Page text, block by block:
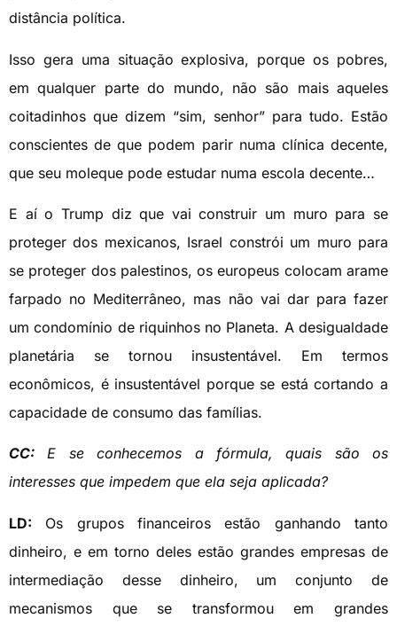
distância política.
Isso gera uma situação explosiva, porque os pobres,
em qualquer parte do mundo, não são mais aqueles
coitadinhos que dizem “sim, senhor” para tudo. Estão
conscientes de que podem parir numa clínica decente,
que seu moleque pode estudar numa escola decente…
E aí o Trump diz que vai construir um muro para se
proteger dos mexicanos, Israel constrói um muro para
se proteger dos palestinos, os europeus colocam arame
farpado no Mediterrâneo, mas não vai dar para fazer
um condomínio de riquinhos no Planeta. A desigualdade
planetária se tornou insustentável. Em termos
econômicos, é insustentável porque se está cortando a
capacidade de consumo das famílias.
CC: E se conhecemos a fórmula, quais são os
interesses que impedem que ela seja aplicada?
LD: Os grupos financeiros estão ganhando tanto
dinheiro, e em torno deles estão grandes empresas de
intermediação desse dinheiro, um conjunto de
mecanismos que se transformou em grandes